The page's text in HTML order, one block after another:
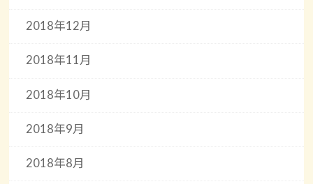
2018年12月
2018年11月
2018年10月
2018年9月
2018年8月